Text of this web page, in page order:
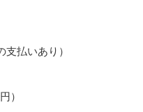
払いあり）
）